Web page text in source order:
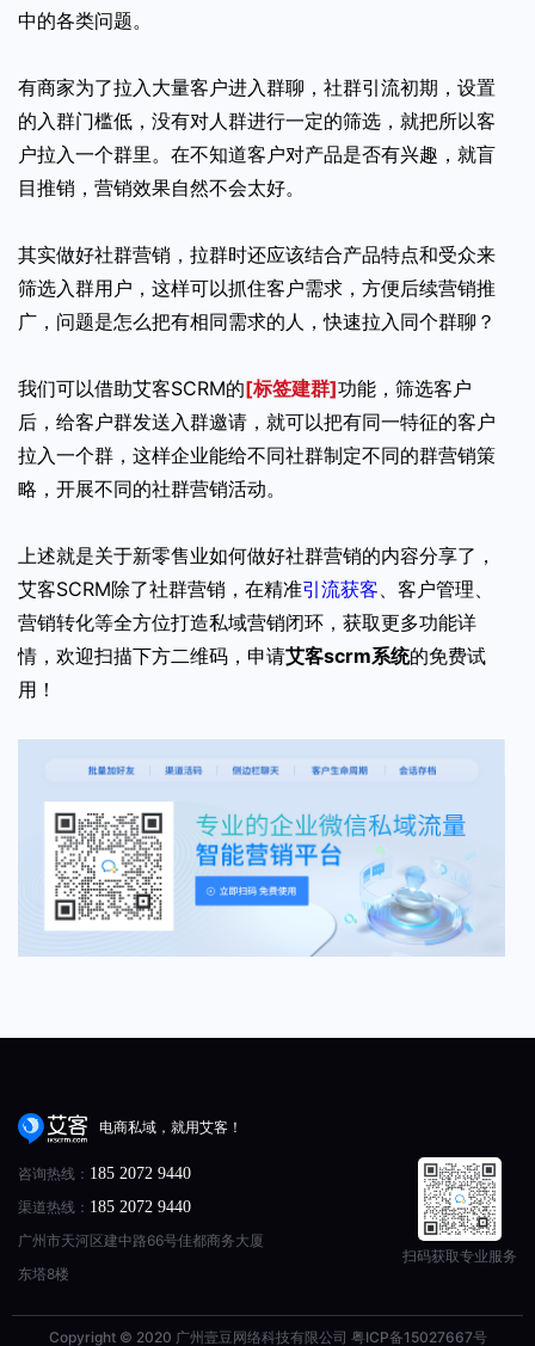
中的各类问题。
有商家为了拉入大量客户进入群聊，社群引流初期，设置
的入群门槛低，没有对人群进行一定的筛选，就把所以客
户拉入一个群里。在不知道客户对产品是否有兴趣，就盲
目推销，营销效果自然不会太好。
其实做好社群营销，拉群时还应该结合产品特点和受众来
筛选入群用户，这样可以抓住客户需求，方便后续营销推
广，问题是怎么把有相同需求的人，快速拉入同个群聊？
我们可以借助艾客SCRM的[标签建群]功能，筛选客户
后，给客户群发送入群邀请，就可以把有同一特征的客户
拉入一个群，这样企业能给不同社群制定不同的群营销策
略，开展不同的社群营销活动。
上述就是关于新零售业如何做好社群营销的内容分享了，
艾客SCRM除了社群营销，在精准引流获客 、客户管理、
营销转化等全方位打造私域营销闭环，获取更多功能详
情，欢迎扫描下方二维码，申请艾客scrm系统的免费试
用！
电商私域，就用艾客！
咨询热线： 185 2072 9440
渠道热线： 185 2072 9440
广州市天河区建中路66号佳都商务大厦
东塔8楼
扫码获取专业服务
Copyright © 2020 广州壹豆网络科技有限公司 粤ICP备15027667号